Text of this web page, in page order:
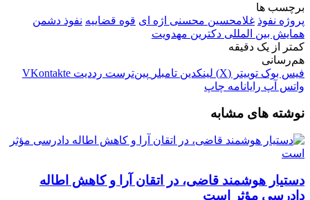
برچسب ها
پروژه نفوذ غلامحسین محسنی اژه ای قوه قضاییه نفوذ دشمن
همایش بین المللی دکترین مهدویت
کمتر از یک دقیقه
هم‌رسانی
فیس بوک توییتر (X) لینکدین ‫تامبلر ‫پین‌ترست ‫رددیت ‫VKontakte
واتس آپ رایانامه چاپ
نوشته های مشابه
دستیار هوشمند قاضی، در اتقان آرا و کاهش اطاله
دادرسی مؤثر است